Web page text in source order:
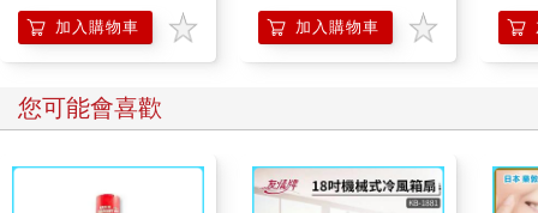
這個數據仍引發當地官員的強烈質疑，且極難驗證。一方面，許
多詐騙園區所在地都難以抵達，因為這些園區都不對外開放，又
有嚴密防護，因此要蒐集可靠的資料十分困難；另一方面，詐騙
園區員工的背景與動機變化太大。
雖然有些人是被拐騙或賣到這裡，但也有些人進去前就完全了解
作，也有人知道（或以為他們知道）自己要做什麼，但等看到真
實情況想離開時，才發現自己被困住、身分證件被扣留、欠公司
加入購物車 加入購物車
您可能會喜歡